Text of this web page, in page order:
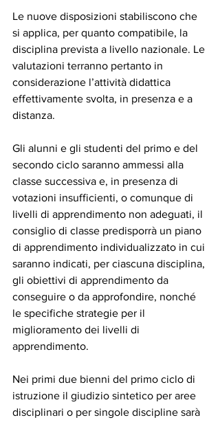
Le nuove disposizioni stabiliscono che
si applica, per quanto compatibile, la
disciplina prevista a livello nazionale. Le
valutazioni terranno pertanto in
considerazione l’attività didattica
effettivamente svolta, in presenza e a
distanza.
Gli alunni e gli studenti del primo e del
secondo ciclo saranno ammessi alla
classe successiva e, in presenza di
votazioni insufficienti, o comunque di
livelli di apprendimento non adeguati, il
consiglio di classe predisporrà un piano
di apprendimento individualizzato in cui
saranno indicati, per ciascuna disciplina,
gli obiettivi di apprendimento da
conseguire o da approfondire, nonché
le specifiche strategie per il
miglioramento dei livelli di
apprendimento.
Nei primi due bienni del primo ciclo di
istruzione il giudizio sintetico per aree
disciplinari o per singole discipline sarà